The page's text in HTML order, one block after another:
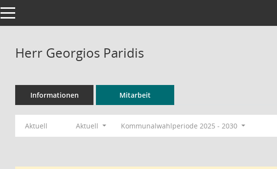
Toggle navigation
Herr Georgios Paridis
Informationen Mitarbeit
Aktuell Aktuell Kommunalwahlperiode 2025 - 2030